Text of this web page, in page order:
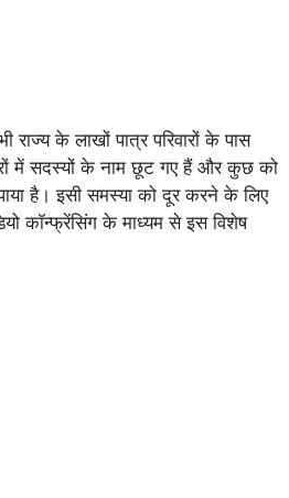
राज्य के लाखों पात्र परिवारों के पास
में सदस्यों के नाम छूट गए हैं और कुछ को
है। इसी समस्या को दूर करने के लिए
कॉन्फ्रेंसिंग के माध्यम से इस विशेष